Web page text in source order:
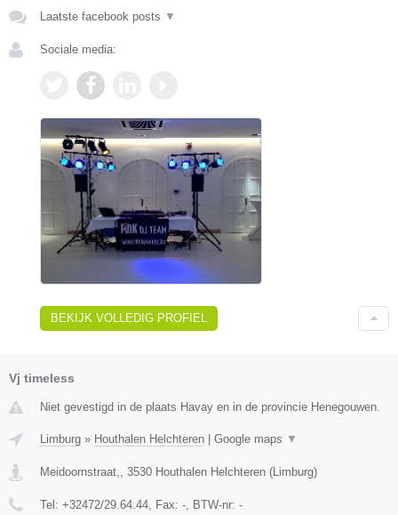
Laatste facebook posts ▼
Sociale media:
BEKIJK VOLLEDIG PROFIEL
Vj timeless
Niet gevestigd in de plaats Havay en in de provincie Henegouwen.
Limburg » Houthalen Helchteren Google maps ▼
Meidoornstraat, 3530 Houthalen Helchteren ( Limburg)
Tel: +32472/29.64.44 , Fax: - , BTW-nr: -